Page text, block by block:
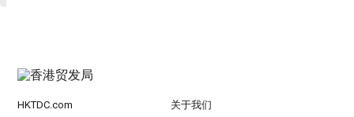
HKTDC.com 关于我们